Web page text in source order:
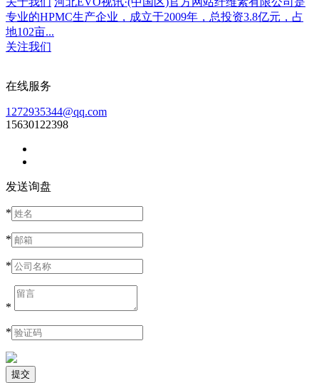
专业的HPMC生产企业，成立于2009年，总投资3.8亿元，占
地102亩...
关注我们
在线服务
1272935344@qq.com
15630122398
发送询盘
*
*
*
*
*